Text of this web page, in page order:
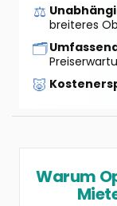
⚖️
breiteres
🗂️
🐷
Warum